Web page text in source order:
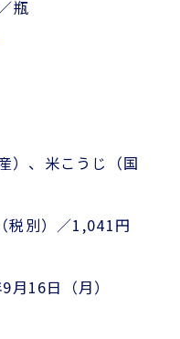
瓶
米こうじ（国
別）／1,041円
日（月）